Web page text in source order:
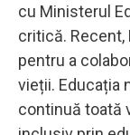
cu Ministerul
critică.
pentru a
vieții. Educația
continuă toată